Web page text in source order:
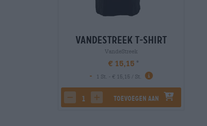
Vandestreek T-Shirt
VandeStreek
€ 15,15
-
1 St. - € 15,15 / St.
decrease quantity
increase quantity
Toevoegen aan